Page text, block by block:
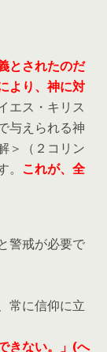
とされたのだ
より、神に対
エス・キリス
与えられる神
＞（２コリン
これが、全
警戒が必要で
常に信仰に立
きない。」(へ